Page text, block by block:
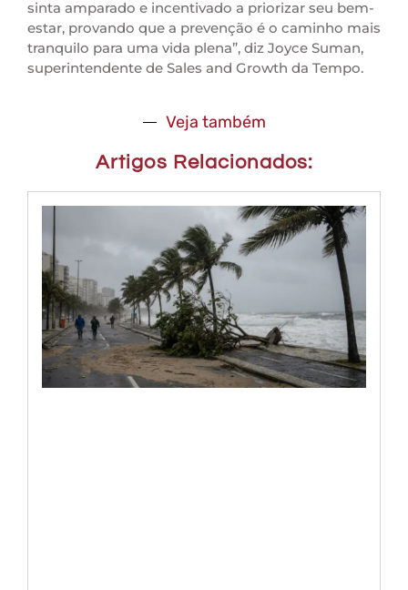
sinta amparado e incentivado a priorizar seu bem-
estar, provando que a prevenção é o caminho mais
tranquilo para uma vida plena”, diz Joyce Suman,
superintendente de Sales and Growth da Tempo.
Veja também
Artigos Relacionados: